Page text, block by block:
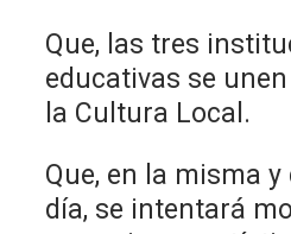
Que, las tres
educativas se
la Cultura Local.
Que, en la misma y
día, se intentará